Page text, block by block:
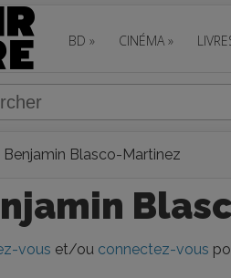
BD » CINÉMA »
Benjamin Blasco-Martinez
vous et/ou connectez-vous